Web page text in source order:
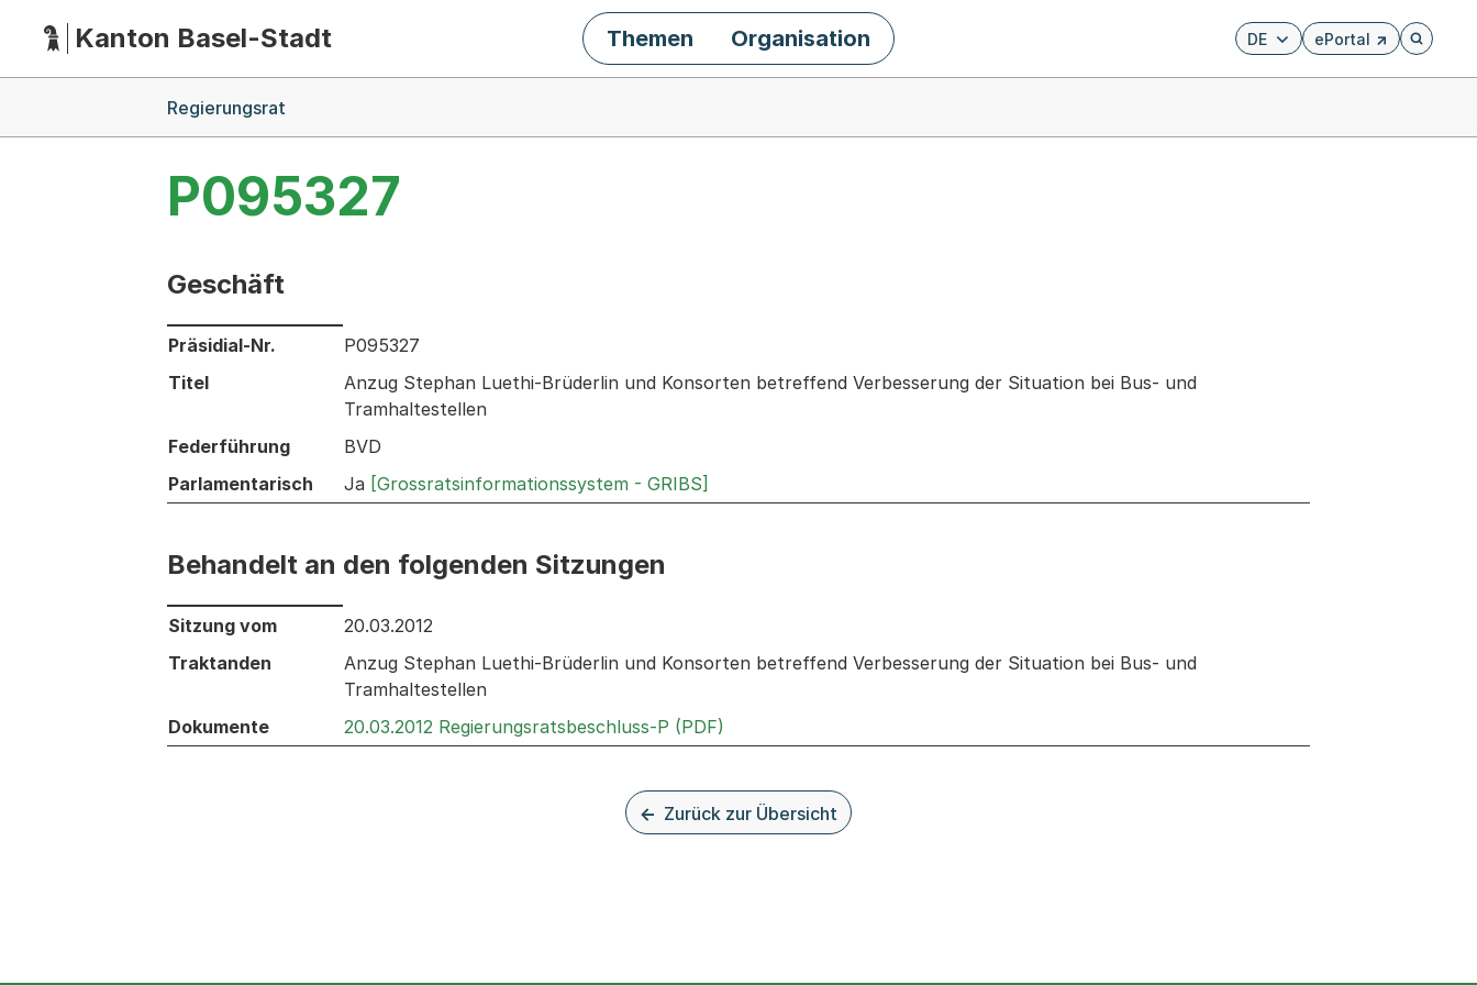
HauptnavigationKanton Basel-Stadt DE ePortal
Externer Link, wird in
Öffnet
Themen Organisation
Regierungsrat
P095327
Geschäft
Informationen zum Ausgewählten Geschäft
Präsidial-Nr.
P095327
Titel
Anzug Stephan Luethi-Brüderlin und Konsorten betreffend Verbesserung der Situation bei Bus- und
Tramhaltestellen
Federführung
BVD
Parlamentarisch
Ja [Grossratsinformationssystem - GRIBS]
Behandelt an den folgenden Sitzungen
Behandelt an den folgenden Sitzungen: Informationen zu den Sitzungen zum Geschäft
Sitzung vom
20.03.2012
Traktanden
Anzug Stephan Luethi-Brüderlin und Konsorten betreffend Verbesserung der Situation bei Bus- und
Tramhaltestellen
Dokumente
20.03.2012 Regierungsratsbeschluss-P (PDF)
Zurück zur Übersicht